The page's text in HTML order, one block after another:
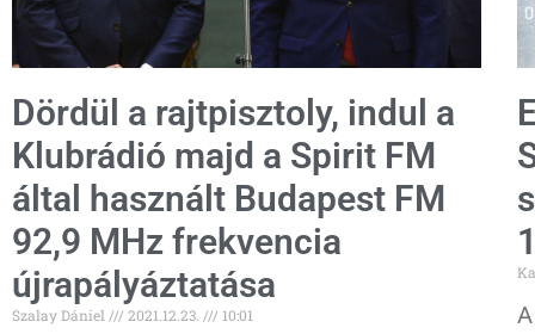
Dördül a rajtpisztoly, indul a
Klubrádió majd a Spirit FM
által használt Budapest FM
92,9 MHz frekvencia
újrapályáztatása
Szalay Dániel 2021.12.23. 10:01